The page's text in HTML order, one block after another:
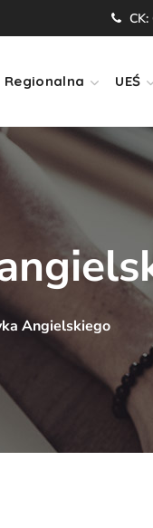
Regionalna UEŚ
Angielskiego